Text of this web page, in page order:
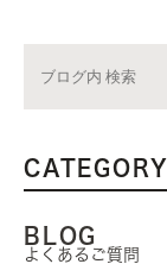
CATEGORY
BLOG
よくあるご質問